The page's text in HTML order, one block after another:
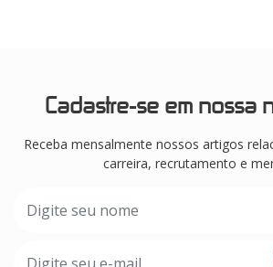
Cadastre-se em nossa
Receba mensalmente nossos artigos
carreira, recrutamento e